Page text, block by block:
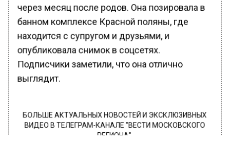
через месяц после родов. Она позировала в
банном комплексе Красной поляны, где
находится с супругом и друзьями, и
опубликовала снимок в соцсетях.
Подписчики заметили, что она отлично
выглядит.
БОЛЬШЕ АКТУАЛЬНЫХ НОВОСТЕЙ И ЭКСКЛЮЗИВНЫХ
ВИДЕО В ТЕЛЕГРАМ-КАНАЛЕ "ВЕСТИ МОСКОВСКОГО
РЕГИОНА".